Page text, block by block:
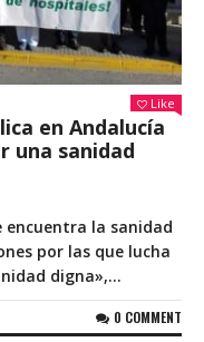
Like
en Andalucía
una sanidad
encuentra la sanidad
por las que lucha
digna»,...
0 COMMENT